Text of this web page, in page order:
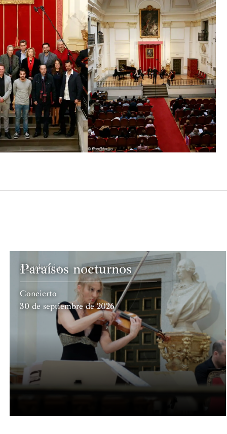
los autores que han dedicado sus composiciones al
sesenta estrenos mundiales de compositores
discos del grupo Sax-Ensemble comprende dieciocho
el primer monográfico de obras para saxofón de
junto con otros monográficos de Tomás Marco,
Castro, Claudio Prieto, Eneko Vadillo, Jesús Villa
dos DVDs monográficos de los compositores Tomás
por Francisco Herrero, Pilar Montejano, Miriam
Raga (flauta), Salvador Salvador (clarinete), Emilio
(violonchelo), Manuel Jesús Corbacho (piano) y Rafael
Serrate y la dirección artística de Francisco
nivel.
Academia
Paraísos nocturnos
Concierto
30 de septiembre de 2026